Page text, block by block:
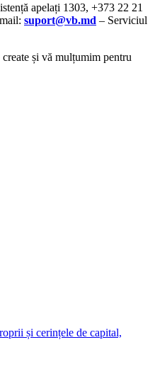
apelați 1303, +373 22 21
suport@vb.md – Serviciul
și vă mulțumim pentru
și cerințele de capital,